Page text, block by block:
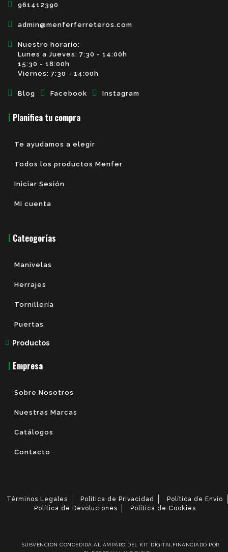
961412390
admin@menferferreteros.com
Nuestro horario:
Lunes a Jueves: 7:30 - 14:00h
15:30 - 18:00h
Viernes: 7:30 - 14:00h
Blog Facebook Instagram
Planifica tu compra
Te ayudamos a elegir
Todos los productos Menfer
Iniciar Sesión
Mi cuenta
Cateogorías
Manivelas
Herrajes
Tornillería
Puertas
Productos
Empresa
Sobre Nosotros
Nuestras Marcas
Catálogos
Contacto
Términos Legales Política de Privacidad
Política de Envío
Política de Devoluciones
Política de Cookies
SUBVENCIÓN CONCEDIDA AL AMPARO DEL KIT DIGITALFINANCIADO POR